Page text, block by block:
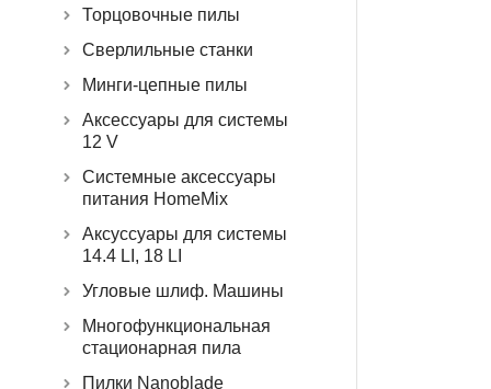
Торцовочные пилы
Сверлильные станки
Минги-цепные пилы
Аксессуары для системы
12 V
Системные аксессуары
питания HomeMix
Аксуссуары для системы
14.4 LI, 18 LI
Угловые шлиф. Машины
Многофункциональная
стационарная пила
Пилки Nanoblade